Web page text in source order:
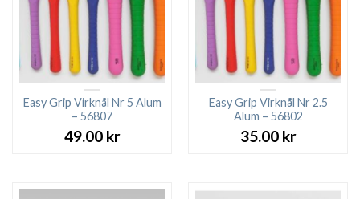
Easy Grip Virknål Nr 5 Alum
– 56807
49.00 kr
Easy Grip Virknål Nr 2.5
Alum – 56802
35.00 kr